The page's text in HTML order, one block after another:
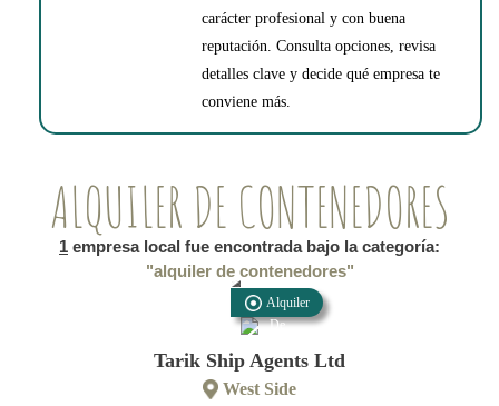
carácter profesional y con buena
reputación. Consulta opciones, revisa
detalles clave y decide qué empresa te
conviene más.
ALQUILER DE CONTENEDORES
1 empresa local fue encontrada bajo la categoría:
"alquiler de contenedores"
Alquiler
De
Tarik Ship Agents Ltd
West Side